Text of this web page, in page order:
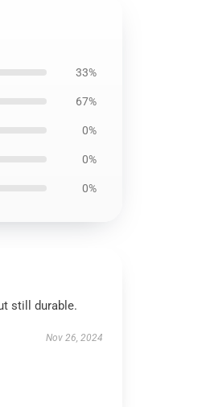
33%
67%
0%
0%
0%
still durable.
Nov 26, 2024